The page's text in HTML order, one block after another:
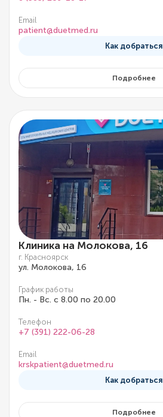
Email
patient@duetmed.ru
Как добраться
Подробнее
Клиника на Молокова, 16
г. Красноярск
ул. Молокова, 16
График работы
Пн. - Вс. с 8.00 по 20.00
Телефон
+7 (391) 222-06-28
Email
krskpatient@duetmed.ru
Как добраться
Подробнее